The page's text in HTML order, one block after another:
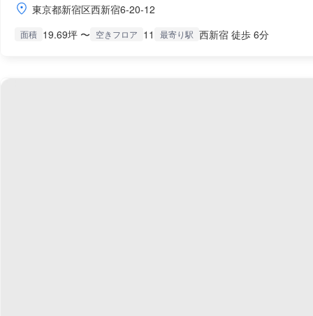
東京都新宿区西新宿6-20-12
面積 19.69坪 〜 空きフロア 11 最寄り駅 西新宿 徒歩 6分